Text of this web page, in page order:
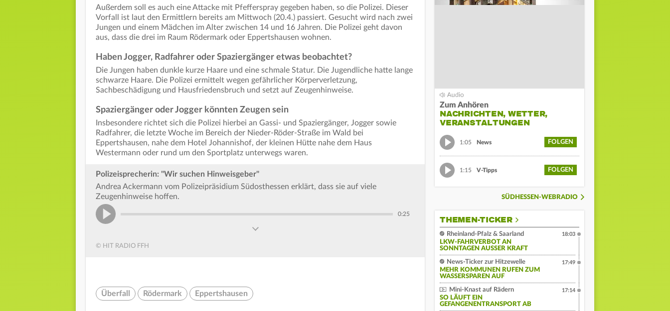
Außerdem soll es auch eine Attacke mit Pfefferspray gegeben haben, so die Polizei. Dieser
Vorfall ist laut den Ermittlern bereits am Mittwoch (20.4.) passiert. Gesucht wird nach zwei
Jungen und einem Mädchen im Alter zwischen 14 und 16 Jahren. Die Polizei geht davon
aus, dass die drei im Raum Rödermark oder Eppertshausen wohnen.
Haben Jogger, Radfahrer oder Spaziergänger etwas beobachtet?
Die Jungen haben dunkle kurze Haare und eine schmale Statur. Die Jugendliche hatte lange
schwarze Haare. Die Polizei ermittelt wegen gefährlicher Körperverletzung,
Sachbeschädigung und Hausfriedensbruch und setzt auf Zeugenhinweise.
Spaziergänger oder Jogger könnten Zeugen sein
Insbesondere richtet sich die Polizei hierbei an Gassi- und Spaziergänger, Jogger sowie
Radfahrer, die letzte Woche im Bereich der Nieder-Röder-Straße im Wald bei
Eppertshausen, nahe dem Hotel Johannishof, der kleinen Hütte nahe dem Haus
Westermann oder rund um den Sportplatz unterwegs waren.
Polizeisprecherin: "Wir suchen Hinweisgeber"
Andrea Ackermann vom Polizeipräsidium Südosthessen erklärt, dass sie auf viele
Zeugenhinweise hoffen.
0:25
© HIT RADIO FFH
Überfall Rödermark Eppertshausen
Zum Anhören
NACHRICHTEN, WETTER,
VERANSTALTUNGEN
1:05 News FOLGEN
1:15 V-Tipps FOLGEN
SÜDHESSEN-WEBRADIO
THEMEN-TICKER
Rheinland-Pfalz & Saarland
LKW-FAHRVERBOT AN
SONNTAGEN AUSSER KRAFT
18:03
News-Ticker zur Hitzewelle
MEHR KOMMUNEN RUFEN ZUM
WASSERSPAREN AUF
17:49
Mini-Knast auf Rädern
SO LÄUFT EIN
GEFANGENENTRANSPORT AB
17:14